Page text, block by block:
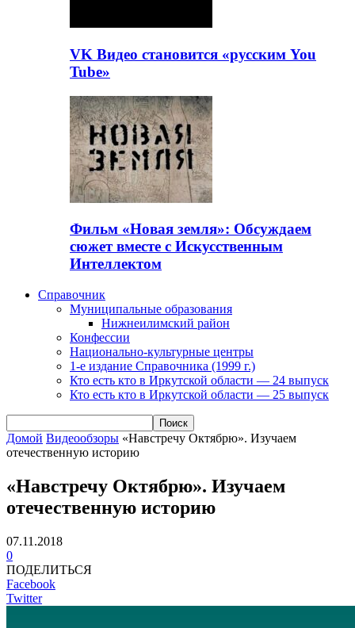
VK Видео становится «русским You
Tube»
Фильм «Новая земля»: Обсуждаем
сюжет вместе с Искусственным
Интеллектом
Справочник
Муниципальные образования
Нижнеилимский район
Конфессии
Национально-культурные центры
1-е издание Справочника (1999 г.)
Кто есть кто в Иркутской области — 24 выпуск
Кто есть кто в Иркутской области — 25 выпуск
Домой Видеообзоры «Навстречу Октябрю». Изучаем
отечественную историю
«Навстречу Октябрю». Изучаем
отечественную историю
07.11.2018
0
ПОДЕЛИТЬСЯ
Facebook
Twitter